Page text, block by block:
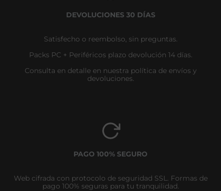
DEVOLUCIONES 30 DÍAS
Satisfecho o reembolso, sin preguntas.
Packs PC + Periféricos plazo devolución 14 días.
Consulta en detalle en nuestra política de envíos y
devoluciones.
PAGO 100% SEGURO
Web cifrada con protocolo de seguridad SSL. Formas de
pago 100% seguras para tu tranquilidad.